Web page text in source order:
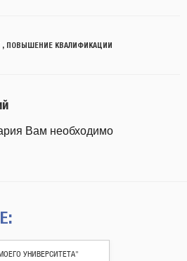
, ПОВЫШЕНИЕ КВАЛИФИКАЦИИ
Вам необходимо
УНИВЕРСИТЕТА"